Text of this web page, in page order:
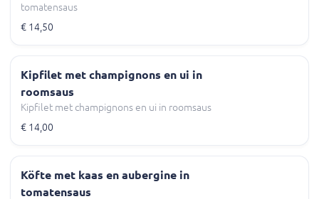
tomatensaus
€ 14,50
Kipfilet met champignons en ui in
roomsaus
Kipfilet met champignons en ui in roomsaus
€ 14,00
Köfte met kaas en aubergine in
tomatensaus